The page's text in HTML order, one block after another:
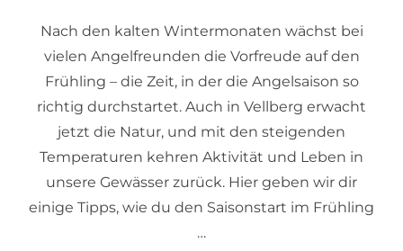
Nach den kalten Wintermonaten wächst bei
vielen Angelfreunden die Vorfreude auf den
Frühling – die Zeit, in der die Angelsaison so
richtig durchstartet. Auch in Vellberg erwacht
jetzt die Natur, und mit den steigenden
Temperaturen kehren Aktivität und Leben in
unsere Gewässer zurück. Hier geben wir dir
einige Tipps, wie du den Saisonstart im Frühling
…